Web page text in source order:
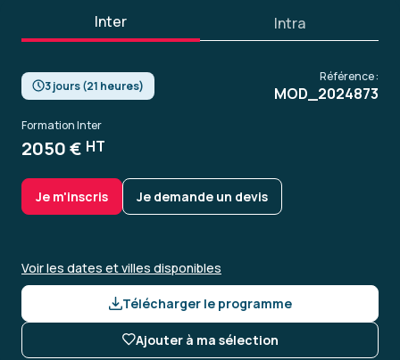
Inter Intra
3 jours (21 heures)
Référence :
MOD_2024873
Formation Inter
2050 € HT
Je m'inscris Je demande un devis
Voir les dates et villes disponibles
Télécharger le programme
Ajouter à ma sélection